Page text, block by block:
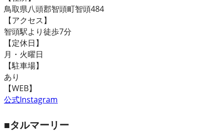
鳥取県八頭郡智頭町智頭484
【アクセス】
智頭駅より徒歩7分
【定休日】
月・火曜日
【駐車場】
あり
【WEB】
公式Instagram
■タルマーリー